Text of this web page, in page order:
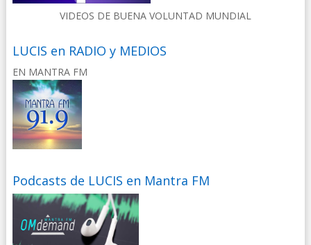
VIDEOS DE BUENA VOLUNTAD MUNDIAL
LUCIS en RADIO y MEDIOS
EN MANTRA FM
Podcasts de LUCIS en Mantra FM